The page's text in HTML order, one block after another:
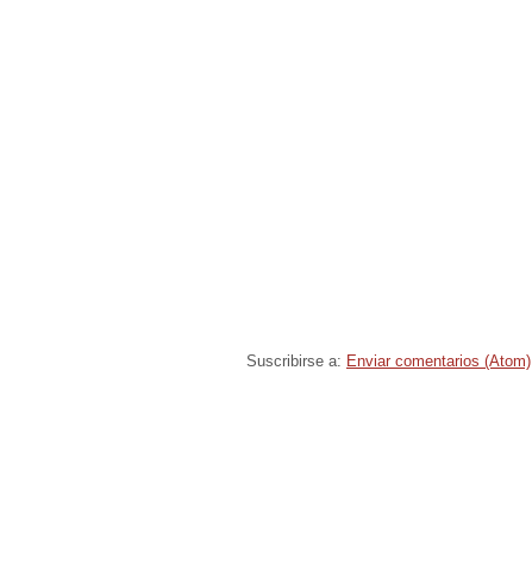
Suscribirse a: Enviar comentarios (Atom)